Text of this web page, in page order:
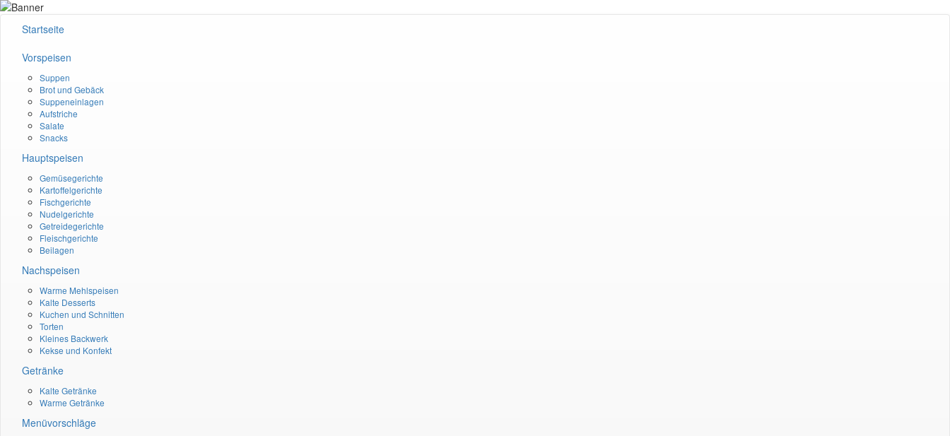
Startseite
Vorspeisen
Suppen
Brot und Gebäck
Suppeneinlagen
Aufstriche
Salate
Snacks
Hauptspeisen
Gemüsegerichte
Kartoffelgerichte
Fischgerichte
Nudelgerichte
Getreidegerichte
Fleischgerichte
Beilagen
Nachspeisen
Warme Mehlspeisen
Kalte Desserts
Kuchen und Schnitten
Torten
Kleines Backwerk
Kekse und Konfekt
Getränke
Kalte Getränke
Warme Getränke
Menüvorschläge